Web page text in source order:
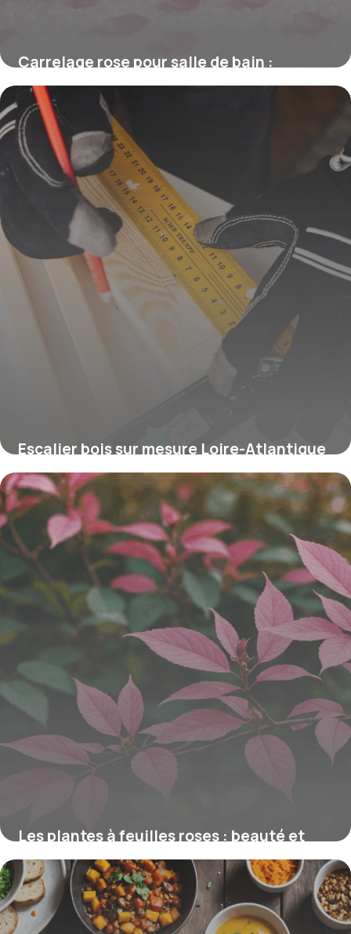
Carrelage rose pour salle de bain :
tendance élégante et apaisante
16 juin 2026
Escalier bois sur mesure Loire-Atlantique
: styles et tarifs
16 juin 2026
Les plantes à feuilles roses : beauté et
propriétés dépolluantes naturelles
15 juin 2026